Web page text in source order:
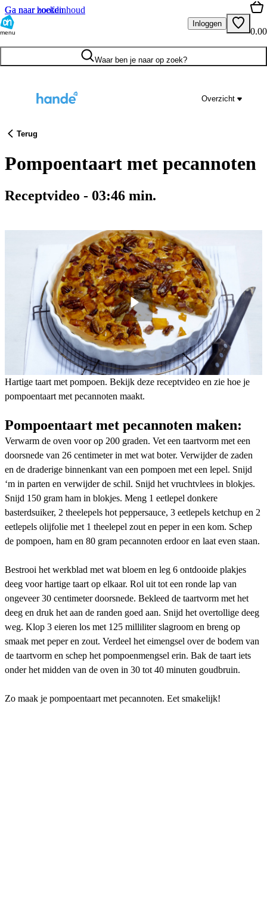
Ga naar hoofdinhoud
Ga naar zoeken
menu
Inloggen
0.00
Waar ben je naar op zoek?
Overzicht
Terug
Pompoentaart met pecannoten
Receptvideo - 03:46 min.
Hartige taart met pompoen. Bekijk deze receptvideo en zie hoe je
pompoentaart met pecannoten maakt.
Pompoentaart met pecannoten maken:
Verwarm de oven voor op 200 graden. Vet een taartvorm met een
doorsnede van 26 centimeter in met wat boter. Verwijder de zaden
en de draderige binnenkant van een pompoen met een lepel. Snijd
‘m in parten en verwijder de schil. Snijd het vruchtvlees in blokjes.
Snijd 150 gram ham in blokjes. Meng 1 eetlepel donkere
basterdsuiker, 2 theelepels hot peppersauce, 3 eetlepels ketchup en 2
eetlepels olijfolie met 1 theelepel zout en peper in een kom. Schep
de pompoen, ham en 80 gram pecannoten erdoor en laat even staan.
Bestrooi het werkblad met wat bloem en leg 6 ontdooide plakjes
deeg voor hartige taart op elkaar. Rol uit tot een ronde lap van
ongeveer 30 centimeter doorsnede. Bekleed de taartvorm met het
deeg en druk het aan de randen goed aan. Snijd het overtollige deeg
weg. Klop 3 eieren los met 125 milliliter slagroom en breng op
smaak met peper en zout. Verdeel het eimengsel over de bodem van
de taartvorm en schep het pompoenmengsel erin. Bak de taart iets
onder het midden van de oven in 30 tot 40 minuten goudbruin.
Zo maak je pompoentaart met pecannoten. Eet smakelijk!